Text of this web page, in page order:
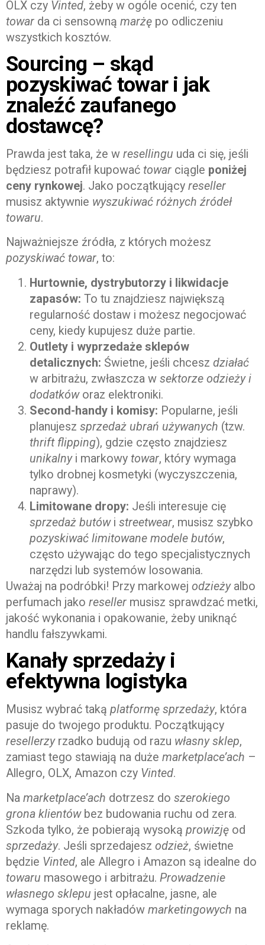
OLX czy Vinted, żeby w ogóle ocenić, czy ten
towar da ci sensowną marżę po odliczeniu
wszystkich kosztów.
Sourcing – skąd
pozyskiwać towar i jak
znaleźć zaufanego
dostawcę?
Prawda jest taka, że w resellingu uda ci się, jeśli
będziesz potrafił kupować towar ciągle poniżej
ceny rynkowej. Jako początkujący reseller
musisz aktywnie wyszukiwać różnych źródeł
towaru.
Najważniejsze źródła, z których możesz
pozyskiwać towar, to:
Hurtownie, dystrybutorzy i likwidacje
zapasów: To tu znajdziesz największą
regularność dostaw i możesz negocjować
ceny, kiedy kupujesz duże partie.
Outlety i wyprzedaże sklepów
detalicznych: Świetne, jeśli chcesz działać
w arbitrażu, zwłaszcza w sektorze odzieży i
dodatkóworaz elektroniki.
Second-handy i komisy: Popularne, jeśli
planujesz sprzedaż ubrań używanych (tzw.
thrift flipping), gdzie często znajdziesz
unikalnyi markowy towar, który wymaga
tylko drobnej kosmetyki (wyczyszczenia,
naprawy).
Limitowane dropy: Jeśli interesuje cię
sprzedaż butówi streetwear, musisz szybko
pozyskiwać limitowane modele butów,
często używając do tego specjalistycznych
narzędzi lub systemów losowania.
Uważaj na podróbki! Przy markowej odzieżyalbo
perfumach jako reseller musisz sprawdzać metki,
jakość wykonania i opakowanie, żeby uniknąć
handlu fałszywkami.
Kanały sprzedaży i
efektywna logistyka
Musisz wybrać taką platformę sprzedaży, która
pasuje do twojego produktu. Początkujący
resellerzyrzadko budują od razu własny sklep,
zamiast tego stawiają na duże marketplace’ach –
Allegro, OLX, Amazon czy Vinted.
Na marketplace’ach dotrzesz do szerokiego
grona klientówbez budowania ruchu od zera.
Szkoda tylko, że pobierają wysoką prowizję od
sprzedaży. Jeśli sprzedajesz odzież, świetne
będzie Vinted, ale Allegro i Amazon są idealne do
towaru masowego i arbitrażu. Prowadzenie
własnego sklepu jest opłacalne, jasne, ale
wymaga sporych nakładów marketingowych na
reklamę.